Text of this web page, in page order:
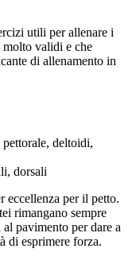
utili per allenare i
molto validi e che
di allenamento in
pettorale, deltoidi,
dorsali
eccellenza per il petto.
rimangano sempre
pavimento per dare a
di esprimere forza.